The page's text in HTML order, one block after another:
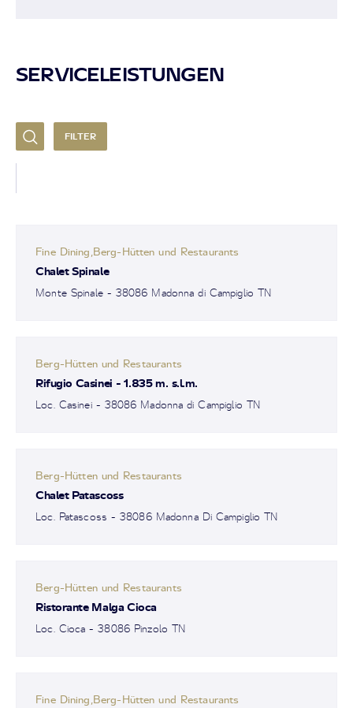
SERVICELEISTUNGEN
FILTER
Fine Dining,Berg-Hütten und Restaurants
Chalet Spinale
Monte Spinale - 38086 Madonna di Campiglio TN
Berg-Hütten und Restaurants
Rifugio Casinei - 1.835 m. s.l.m.
Loc. Casinei - 38086 Madonna di Campiglio TN
Berg-Hütten und Restaurants
Chalet Patascoss
Loc. Patascoss - 38086 Madonna Di Campiglio TN
Berg-Hütten und Restaurants
Ristorante Malga Cioca
Loc. Cioca - 38086 Pinzolo TN
Fine Dining,Berg-Hütten und Restaurants